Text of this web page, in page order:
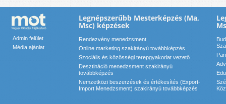
Admin felület
Média ajánlat
Legnépszerűbb Mesterképzés (Ma,
Msc) képzések
Rendezvény menedzsment
Online marketing szakirányú továbbképzés
Szociális és közösségi terepgyakorlat vezető
Desztináció menedzsment szakirányú
továbbképzés
Nemzetközi beszerzések és értékesítés (Export-
Import Menedzsment) szakirányú továbbképzés